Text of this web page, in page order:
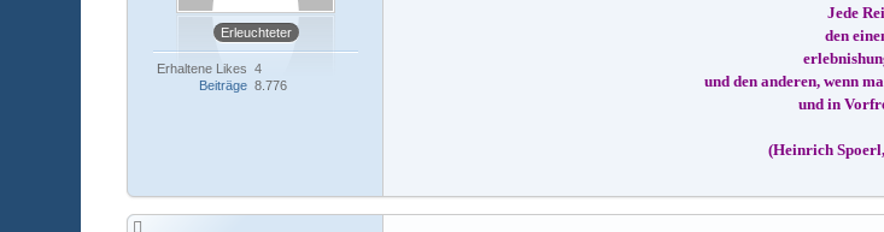
Erleuchteter
Erhaltene Likes 4
Beiträge 8.776
Jede
den
und den anderen, wenn
und in
(Heinrich